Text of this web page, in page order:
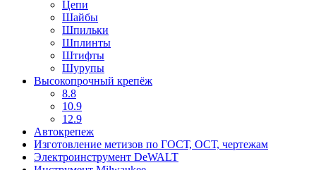
Цепи
Шайбы
Шпильки
Шплинты
Штифты
Шурупы
Высокопрочный крепёж
8.8
10.9
12.9
Автокрепеж
Изготовление метизов по ГОСТ, ОСТ, чертежам
Электроинструмент DeWALT